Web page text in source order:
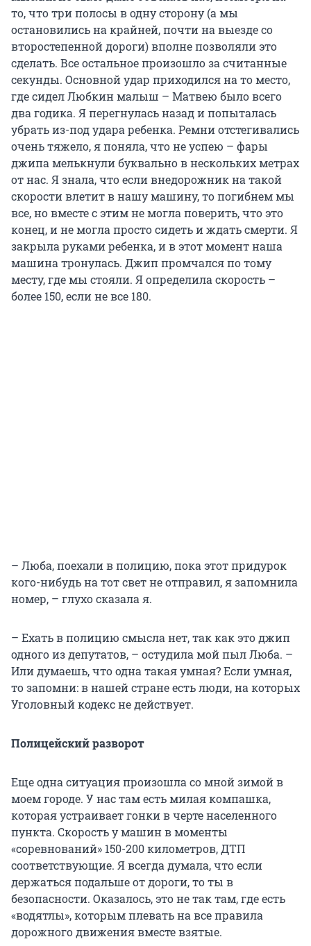
то, что три полосы в одну сторону (а мы
остановились на крайней, почти на выезде со
второстепенной дороги) вполне позволяли это
сделать. Все остальное произошло за считанные
секунды. Основной удар приходился на то место,
где сидел Любкин малыш – Матвею было всего
два годика. Я перегнулась назад и попыталась
убрать из-под удара ребенка. Ремни отстегивались
очень тяжело, я поняла, что не успею – фары
джипа мелькнули буквально в нескольких метрах
от нас. Я знала, что если внедорожник на такой
скорости влетит в нашу машину, то погибнем мы
все, но вместе с этим не могла поверить, что это
конец, и не могла просто сидеть и ждать смерти. Я
закрыла руками ребенка, и в этот момент наша
машина тронулась. Джип промчался по тому
месту, где мы стояли. Я определила скорость –
более 150, если не все 180.
– Люба, поехали в полицию, пока этот придурок
кого-нибудь на тот свет не отправил, я запомнила
номер, – глухо сказала я.
– Ехать в полицию смысла нет, так как это джип
одного из депутатов, – остудила мой пыл Люба. –
Или думаешь, что одна такая умная? Если умная,
то запомни: в нашей стране есть люди, на которых
Уголовный кодекс не действует.
Полицейский разворот
Еще одна ситуация произошла со мной зимой в
моем городе. У нас там есть милая компашка,
которая устраивает гонки в черте населенного
пункта. Скорость у машин в моменты
«соревнований» 150-200 километров, ДТП
соответствующие. Я всегда думала, что если
держаться подальше от дороги, то ты в
безопасности. Оказалось, это не так там, где есть
«водятлы», которым плевать на все правила
дорожного движения вместе взятые.